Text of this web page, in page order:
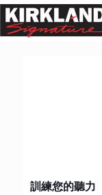
訓練您的聽力